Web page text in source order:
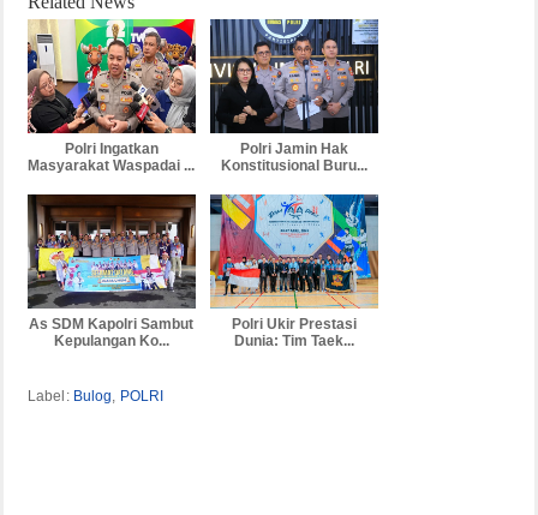
Polri Ingatkan
Masyarakat Waspadai ...
Polri Jamin Hak
Konstitusional Buru...
As SDM Kapolri Sambut
Kepulangan Ko...
Polri Ukir Prestasi
Dunia: Tim Taek...
Label: Bulog POLRI